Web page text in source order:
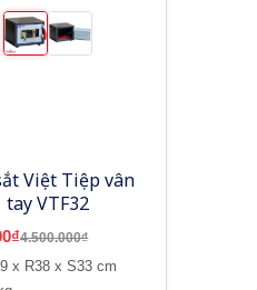
Việt Tiệp vân
tay VTF32
4.500.000₫
x R38 x S33 cm